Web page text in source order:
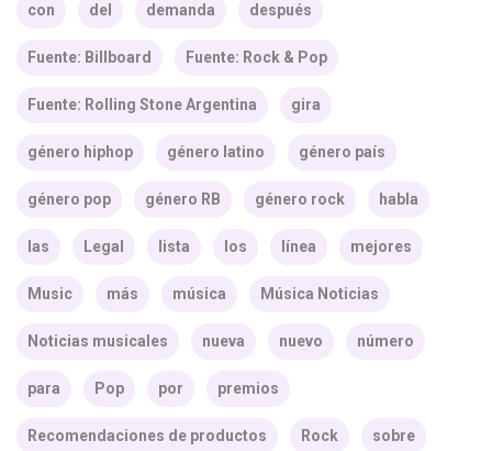
con del demanda después
Fuente: Billboard Fuente: Rock & Pop
Fuente: Rolling Stone Argentina gira
género hiphop género latino género país
género pop género RB género rock habla
las Legal lista los línea mejores
Music más música Música Noticias
Noticias musicales nueva nuevo número
para Pop por premios
Recomendaciones de productos Rock sobre